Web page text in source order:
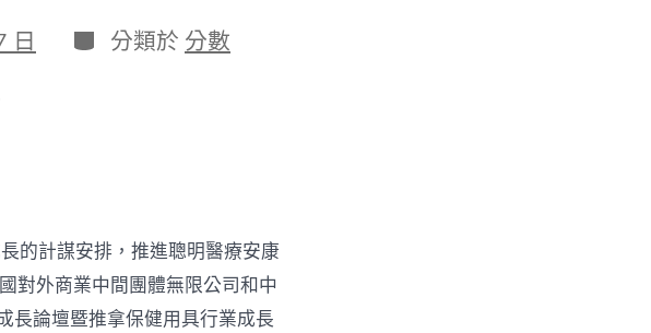
日 分
類
分類於 分數
的計謀安排，推進聰明醫療安康
對外商業中間團體無限公司和中
長論壇暨推拿保健用具行業成長